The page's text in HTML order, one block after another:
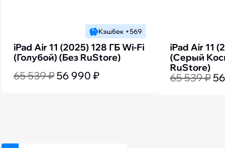
Кэшбек +569
iPad Air 11 (2025) 128 ГБ Wi-Fi
(Голубой) (Без RuStore)
65 539 ₽ 56 990 ₽
iPad Air 11
(Серый
RuStore)
65 539 ₽